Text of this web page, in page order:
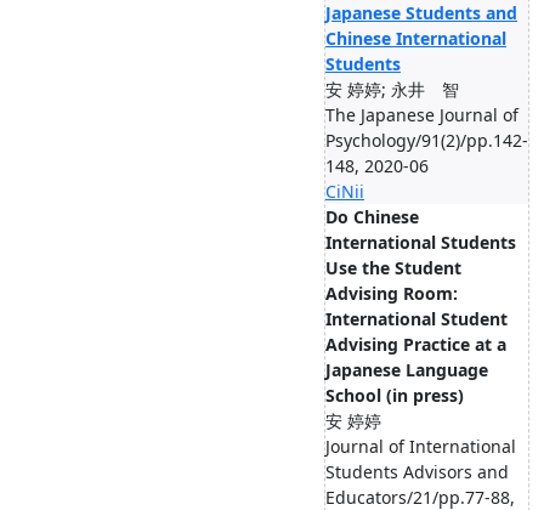
Japanese Students and
Chinese International
Students
安 婷婷; 永井 智
The Japanese Journal of
Psychology/91(2)/pp.142-
148, 2020-06
CiNii
Do Chinese
International Students
Use the Student
Advising Room:
International Student
Advising Practice at a
Japanese Language
School (in press)
安 婷婷
Journal of International
Students Advisors and
Educators/21/pp.77-88,